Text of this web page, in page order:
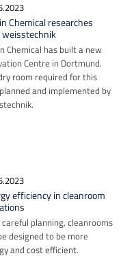
Chemical researches
Chemical has built a new
Centre in Dortmund.
room required for this
and implemented by
efficiency in cleanroom
planning, cleanrooms
designed to be more
and cost efficient.